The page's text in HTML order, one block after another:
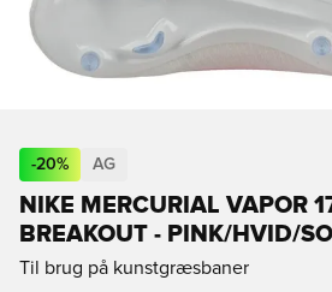
-20% AG
NIKE MERCURIAL VAPOR
BREAKOUT - PINK/HVID/
Til brug på kunstgræsbaner